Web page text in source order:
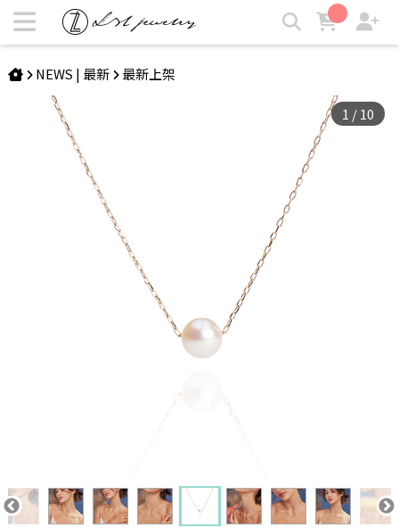
Akoya天然珍珠18K項鍊 | LZL Jewelry 輕珠寶飾品
NEWS | 最新 最新上架
1 /10